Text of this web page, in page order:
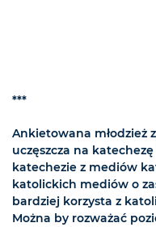
***
Ankietowana młodzież
uczęszcza na
katechezie z mediów
katolickich mediów o
bardziej korzysta z
Można by rozważać